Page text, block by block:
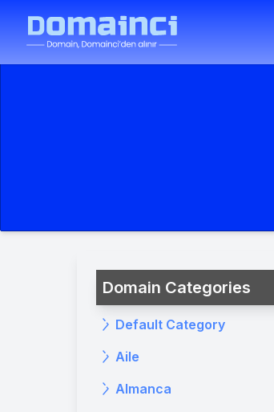
Domain Categories
Default Category
Aile
Almanca